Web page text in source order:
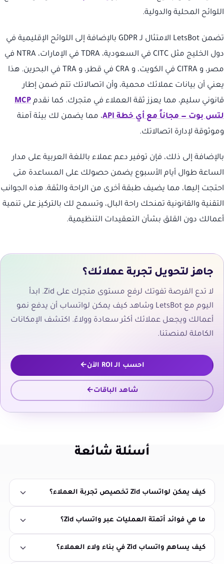
اللوائح المحلية والدولية.
تضمن LetsBot الامتثال لـ GDPR بالإضافة إلى اللوائح الإقليمية في
دول الخليج مثل CITC في السعودية، TDRA في الإمارات، NTRA في
مصر، و CITRA في الكويت، و CRA في قطر، و TRA في البحرين. هذا
يعني أن بيانات عملائك محمية، وأن اتصالاتك تتم ضمن إطار
قانوني سليم، مما يعزز ثقة العملاء في متجرك. كما نقدم MCP
لتس بوت — مجاناً مع أي خطة API
، مما يضمن لك بيئة آمنة
وموثوقة لإدارة اتصالاتك.
بالإضافة إلى ذلك، فإن توفير دعم عملاء باللغة العربية على مدار
الساعة طوال أيام الأسبوع يضمن حصولك على المساعدة متى
احتجت إليها، مما يضيف طبقة أخرى من الراحة والثقة. هذه الجوانب
التقنية والقانونية تمنحك راحة البال، وتسمح لك بالتركيز على تنمية
أعمالك دون القلق بشأن التعقيدات التنظيمية.
جاهز لتحويل تجربة عملائك؟
لا تدع الفرصة تفوتك لرفع مستوى متجرك على Zid. ابدأ
اليوم مع LetsBot وشاهد كيف يمكن لواتساب أن يدفع نمو
أعمالك ويجعل عملائك أكثر سعادة وولاءً. اكتشف الإمكانات
الكاملة لمنصتنا.
احسب الـ ROI الآن
شاهد الباقات
أسئلة شائعة
كيف يمكن لواتساب Zid تخصيص تجربة العملاء؟
ما هي فوائد أتمتة العمليات عبر واتساب Zid؟
كيف يساهم واتساب Zid في بناء ولاء العملاء؟